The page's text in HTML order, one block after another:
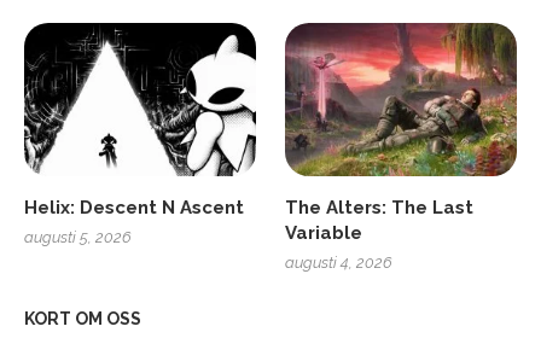
Helix: Descent N Ascent
augusti 5, 2026
The Alters: The Last
Variable
augusti 4, 2026
KORT OM OSS